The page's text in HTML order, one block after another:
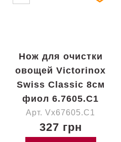
Нож для очистки
овощей Victorinox
Swiss Classic 8см
фиол 6.7605.C1
Арт. Vx67605.C1
327 грн